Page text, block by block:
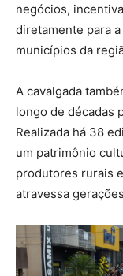
negócios,
diretamente para
municípios da
A cavalgada
longo de décadas
Realizada há 38
um patrimônio
produtores rurais
atravessa